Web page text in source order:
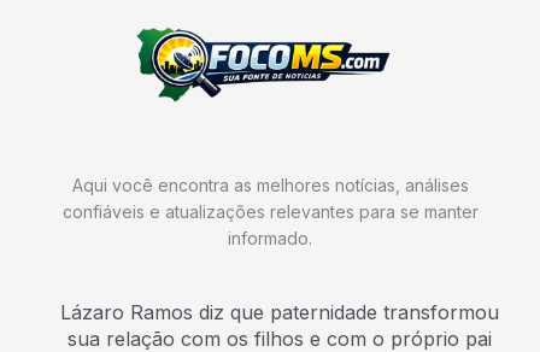
Aqui você encontra as melhores notícias, análises
confiáveis e atualizações relevantes para se manter
informado.
Lázaro Ramos diz que paternidade transformou
sua relação com os filhos e com o próprio pai